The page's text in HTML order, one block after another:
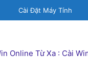
Cài Đặt Máy Tính
Online Từ Xa : Cài